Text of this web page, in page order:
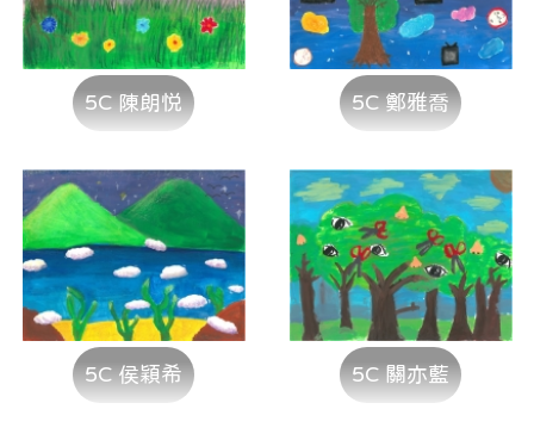
5C 陳朗悦 5C 鄭雅喬
5C 侯穎希 5C 關亦藍